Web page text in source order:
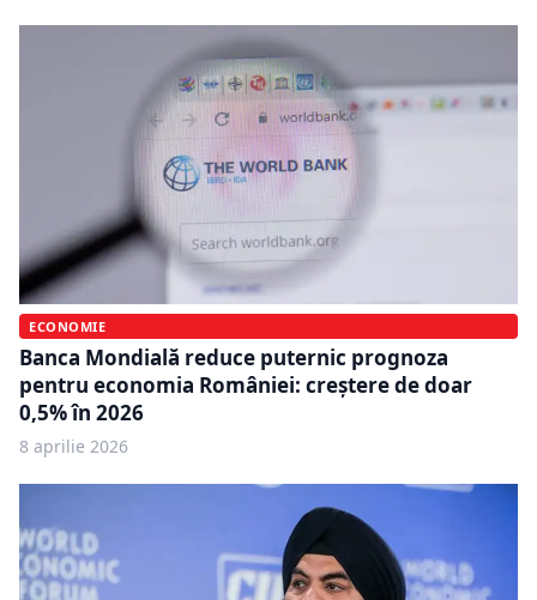
ECONOMIE
Banca Mondială reduce puternic prognoza
pentru economia României: creștere de doar
0,5% în 2026
8 aprilie 2026